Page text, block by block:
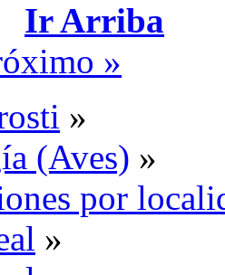
Ir Arriba
»
»
(Aves) »
por
»